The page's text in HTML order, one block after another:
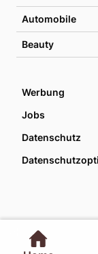
Automobile
Beauty
Werbung
Jobs
Datenschutz